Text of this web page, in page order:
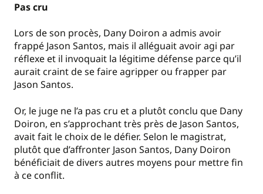
Pas cru
Lors de son procès, Dany Doiron a admis avoir
frappé Jason Santos, mais il alléguait avoir agi par
réflexe et il invoquait la légitime défense parce qu’il
aurait craint de se faire agripper ou frapper par
Jason Santos.
Or, le juge ne l’a pas cru et a plutôt conclu que Dany
Doiron, en s’approchant très près de Jason Santos,
avait fait le choix de le défier. Selon le magistrat,
plutôt que d’affronter Jason Santos, Dany Doiron
bénéficiait de divers autres moyens pour mettre fin
à ce conflit.